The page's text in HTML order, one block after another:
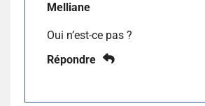
Melliane
Oui n’est-ce pas ?
Répondre